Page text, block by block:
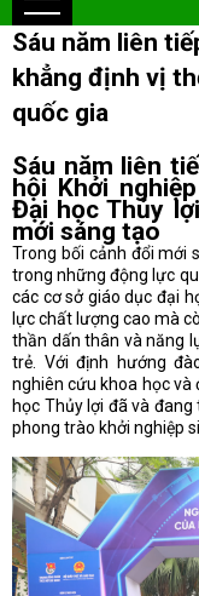
Sáu năm liên
khẳng định vị
quốc gia
Sáu năm liên
hội Khởi
Đại học Thủy
mới sáng tạo
Trong bối cảnh đổi mới
trong những động lực
các cơ sở giáo dục đại
lực chất lượng cao mà
thần dấn thân và năng
trẻ. Với định hướng
nghiên cứu khoa học và
học Thủy lợi đã và
phong trào khởi nghiệp